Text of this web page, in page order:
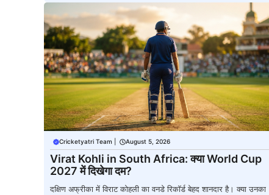
Cricketyatri Team August 5, 2026
Virat Kohli in South Africa: क्या World Cup
2027 में दिखेगा दम?
दक्षिण अफ्रीका में विराट कोहली का वनडे रिकॉर्ड बेहद शानदार है। क्या उनका